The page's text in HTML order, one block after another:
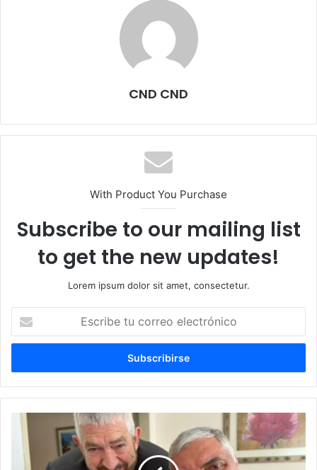
CND CND
With Product You Purchase
Subscribe to our mailing list
to get the new updates!
Lorem ipsum dolor sit amet, consectetur.
correo